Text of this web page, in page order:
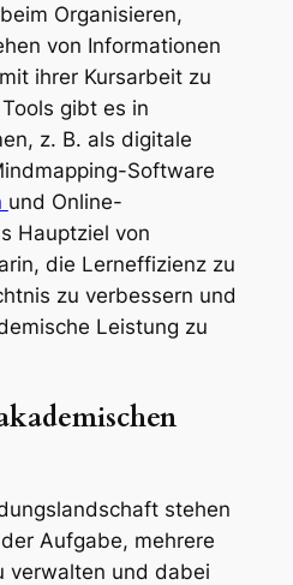
Organisieren,
von Informationen
ihrer Kursarbeit zu
gibt es in
z. B. als digitale
Software
und Online-
Hauptziel von
die Lerneffizienz zu
zu verbessern und
Leistung zu
stehen
Aufgabe, mehrere
verwalten und dabei